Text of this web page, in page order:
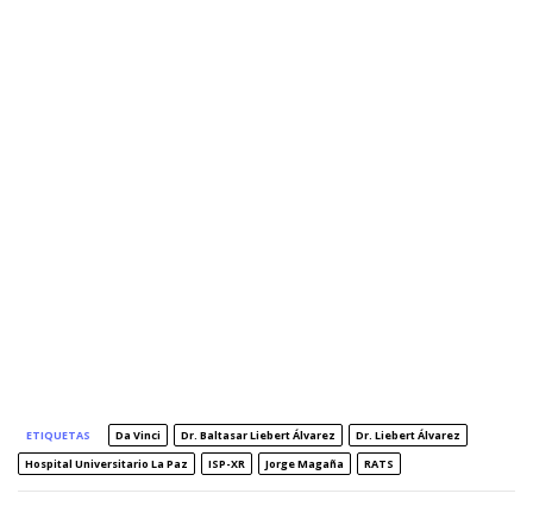
ETIQUETAS Da Vinci Dr. Baltasar Liebert Álvarez
Dr. Liebert Álvarez
Hospital Universitario La Paz
ISP-XR Jorge Magaña RATS